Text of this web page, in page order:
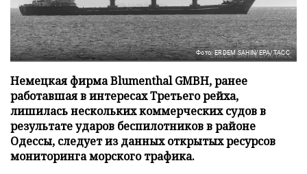
Фото: ERDEM SAHIN/EPA/ТАСС
Немецкая фирма Blumenthal GMBH, ранее
работавшая в интересах Третьего рейха,
лишилась нескольких коммерческих судов в
результате ударов беспилотников в районе
Одессы, следует из данных открытых ресурсов
мониторинга морского трафика.